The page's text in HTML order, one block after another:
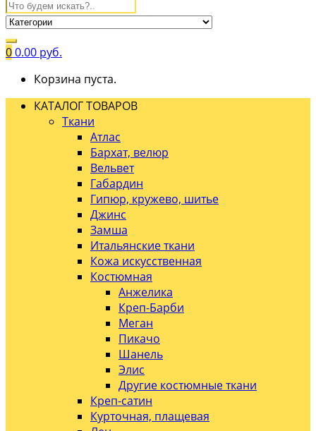
00.00 руб.
Корзина пуста.
КАТАЛОГ ТОВАРОВ
Ткани
Атлас
Бархат, велюр
Вельвет
Габардин
Гипюр, кружево, шитье
Джинс
Замша
Итальянские ткани
Кожа искусственная
Костюмная
Анжелика
Креп-Барби
Меган
Пикачо
Шанель
Элис
Другие костюмные ткани
Креп-сатин
Курточная, плащевая